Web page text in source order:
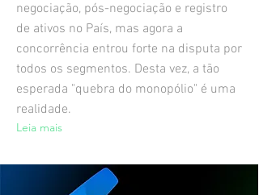
negociação, pós-negociação e registro
de ativos no País, mas agora a
concorrência entrou forte na disputa por
todos os segmentos. Desta vez, a tão
esperada "quebra do monopólio" é uma
realidade.
Leia mais